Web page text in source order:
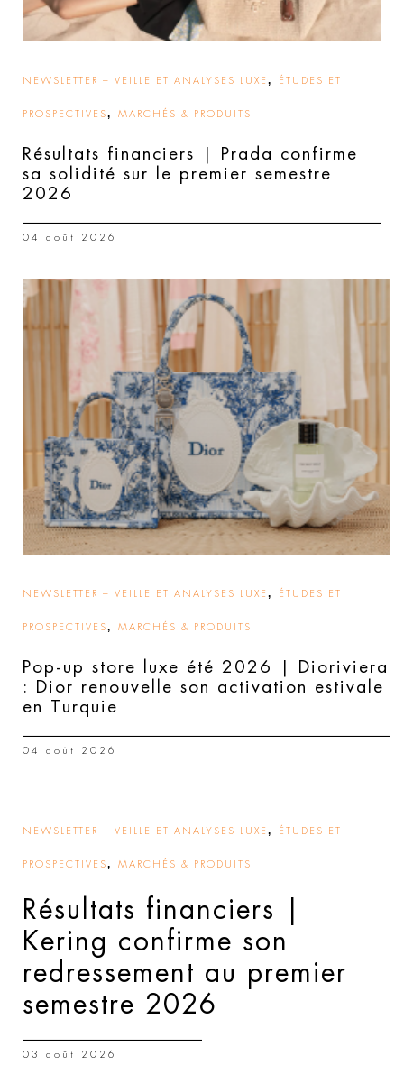
NEWSLETTER – VEILLE ET ANALYSES LUXE , ÉTUDES ET
PROSPECTIVES, MARCHÉS & PRODUITS
Résultats financiers | Prada confirme
sa solidité sur le premier semestre
2026
04 août 2026
NEWSLETTER – VEILLE ET ANALYSES LUXE , ÉTUDES ET
PROSPECTIVES, MARCHÉS & PRODUITS
Pop-up store luxe été 2026 | Dioriviera
: Dior renouvelle son activation estivale
en Turquie
04 août 2026
NEWSLETTER – VEILLE ET ANALYSES LUXE , ÉTUDES ET
PROSPECTIVES, MARCHÉS & PRODUITS
Résultats financiers |
Kering confirme son
redressement au premier
semestre 2026
03 août 2026